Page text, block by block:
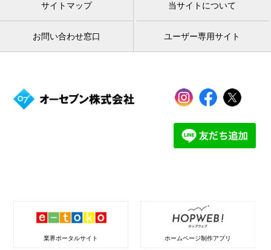
サイトマップ 当サイトについて
お問い合わせ窓口 ユーザー専用サイト
業界ポータルサイト ホームページ制作アプリ